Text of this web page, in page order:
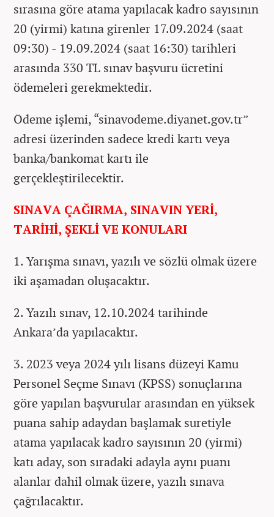
sırasına göre atama yapılacak kadro sayısının
20 (yirmi) katına girenler 17.09.2024 (saat
09:30) - 19.09.2024 (saat 16:30) tarihleri
arasında 330 TL sınav başvuru ücretini
ödemeleri gerekmektedir.
Ödeme işlemi, “sinavodeme.diyanet.gov.tr”
adresi üzerinden sadece kredi kartı veya
banka/bankomat kartı ile
gerçekleştirilecektir.
SINAVA ÇAĞIRMA, SINAVIN YERİ,
TARİHİ, ŞEKLİ VE KONULARI
1. Yarışma sınavı, yazılı ve sözlü olmak üzere
iki aşamadan oluşacaktır.
2. Yazılı sınav, 12.10.2024 tarihinde
Ankara’da yapılacaktır.
3. 2023 veya 2024 yılı lisans düzeyi Kamu
Personel Seçme Sınavı (KPSS) sonuçlarına
göre yapılan başvurular arasından en yüksek
puana sahip adaydan başlamak suretiyle
atama yapılacak kadro sayısının 20 (yirmi)
katı aday, son sıradaki adayla aynı puanı
alanlar dahil olmak üzere, yazılı sınava
çağrılacaktır.